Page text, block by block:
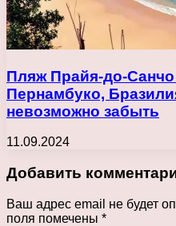
Пляж Прайя-до-
Пернамбуко,
невозможно забыть
11.09.2024
Добавить
Ваш адрес email не будет
поля помечены *